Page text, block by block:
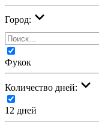
Город:
Фукок
Количество дней:
12 дней